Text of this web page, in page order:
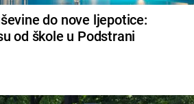
do nove ljepotice:
od škole u Podstrani